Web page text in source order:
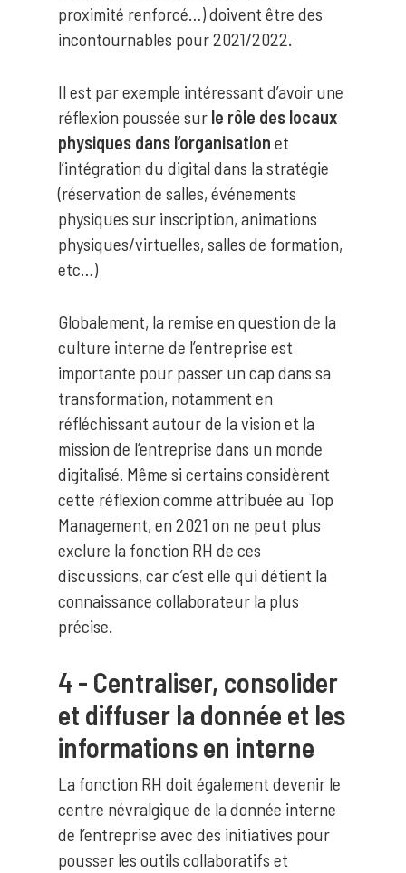
proximité renforcé…) doivent être des
incontournables pour 2021/2022.
Il est par exemple intéressant d’avoir une
réflexion poussée sur le rôle des locaux
physiques dans l’organisation et
l’intégration du digital dans la stratégie
(réservation de salles, événements
physiques sur inscription, animations
physiques/virtuelles, salles de formation,
etc…)
Globalement, la remise en question de la
culture interne de l’entreprise est
importante pour passer un cap dans sa
transformation, notamment en
réfléchissant autour de la vision et la
mission de l’entreprise dans un monde
digitalisé. Même si certains considèrent
cette réflexion comme attribuée au Top
Management, en 2021 on ne peut plus
exclure la fonction RH de ces
discussions, car c’est elle qui détient la
connaissance collaborateur la plus
précise.
4 - Centraliser, consolider
et diffuser la donnée et les
informations en interne
La fonction RH doit également devenir le
centre névralgique de la donnée interne
de l’entreprise avec des initiatives pour
pousser les outils collaboratifs et